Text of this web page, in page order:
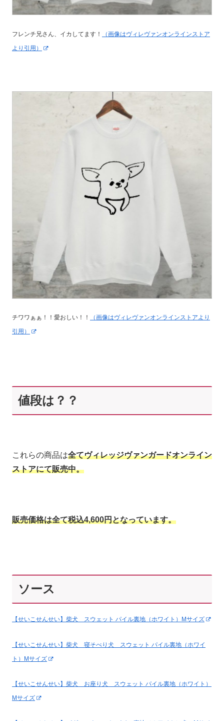
フレンチ兄さん、イカしてます！
（画像はヴィレヴァンオンラインストア
より引用）
チワワぁぁ！！愛おしい！！
（画像はヴィレヴァンオンラインストアより
引用）
値段は？？
これらの商品は全てヴィレッジヴァンガードオンライン
ストアにて販売中。
販売価格は全て税込4,600円となっています。
ソース
【せいこせんせい】柴犬 スウェット パイル裏地（ホワイト）Mサイズ
【せいこせんせい】柴犬 寝そべり犬 スウェット パイル裏地（ホワイ
ト）Mサイズ
【せいこせんせい】柴犬 お座り犬 スウェット パイル裏地（ホワイト）
Mサイズ